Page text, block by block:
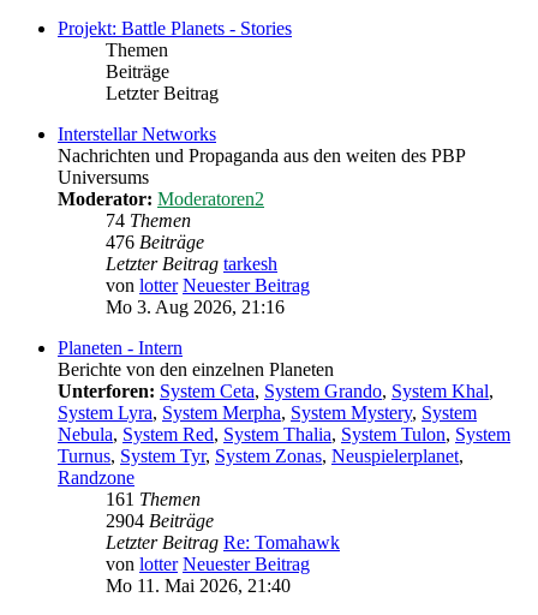
Projekt: Battle Planets - Stories
Themen
Beiträge
Letzter Beitrag
Interstellar Networks
Nachrichten und Propaganda aus den weiten des PBP
Universums
Moderator: Moderatoren2
74 Themen
476 Beiträge
Letzter Beitrag tarkesh
von lotter Neuester Beitrag
Mo 3. Aug 2026, 21:16
Planeten - Intern
Berichte von den einzelnen Planeten
Unterforen: System Ceta, System Grando, System Khal,
System Lyra, System Merpha, System Mystery, System
Nebula, System Red, System Thalia, System Tulon, System
Turnus, System Tyr, System Zonas, Neuspielerplanet,
Randzone
161 Themen
2904 Beiträge
Letzter Beitrag Re: Tomahawk
von lotter Neuester Beitrag
Mo 11. Mai 2026, 21:40